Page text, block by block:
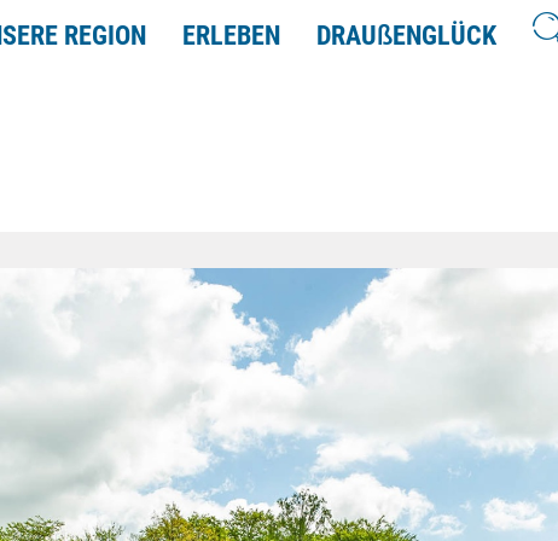
REGION ERLEBEN DRAUßENGLÜCK